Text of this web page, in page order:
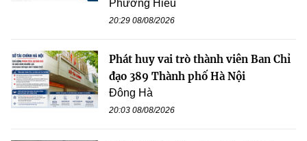
Phương Hiếu
20:29 08/08/2026
Phát huy vai trò thành viên Ban Chỉ
đạo 389 Thành phố Hà Nội
Đông Hà
20:03 08/08/2026